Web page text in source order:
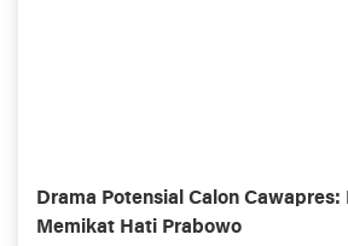
Drama Potensial Calon Cawapres:
Memikat Hati Prabowo